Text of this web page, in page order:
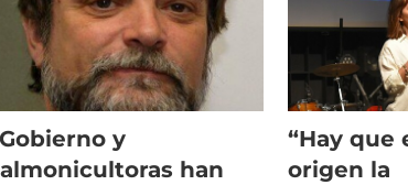
y
han
“Hay que
origen la